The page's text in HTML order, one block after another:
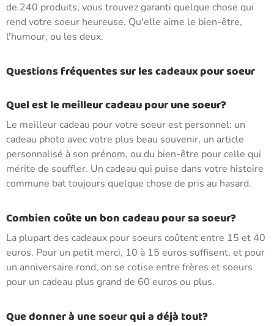
de 240 produits, vous trouvez garanti quelque chose qui
rend votre soeur heureuse. Qu'elle aime le bien-être,
l'humour, ou les deux.
Questions fréquentes sur les cadeaux pour soeur
Quel est le meilleur cadeau pour une soeur?
Le meilleur cadeau pour votre soeur est personnel: un
cadeau photo avec votre plus beau souvenir, un article
personnalisé à son prénom, ou du bien-être pour celle qui
mérite de souffler. Un cadeau qui puise dans votre histoire
commune bat toujours quelque chose de pris au hasard.
Combien coûte un bon cadeau pour sa soeur?
La plupart des cadeaux pour soeurs coûtent entre 15 et 40
euros. Pour un petit merci, 10 à 15 euros suffisent, et pour
un anniversaire rond, on se cotise entre frères et soeurs
pour un cadeau plus grand de 60 euros ou plus.
Que donner à une soeur qui a déjà tout?